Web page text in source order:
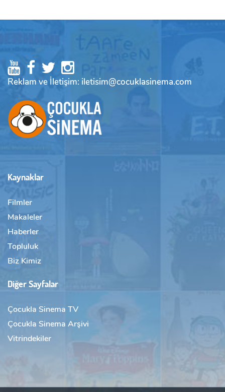
Reklam ve İletişim: iletisim@cocuklasinema.com
Kaynaklar
Filmler
Makaleler
Haberler
Topluluk
Biz Kimiz
Diğer Sayfalar
Çocukla Sinema TV
Çocukla Sinema Arşivi
Vitrindekiler